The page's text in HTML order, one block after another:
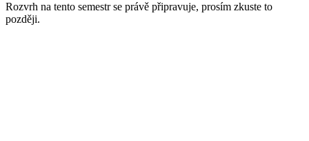
Rozvrh na tento semestr se právě připravuje, prosím zkuste to
později.